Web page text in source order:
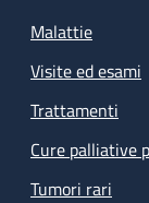
Malattie
Visite ed esami
Trattamenti
Cure palliative
Tumori rari